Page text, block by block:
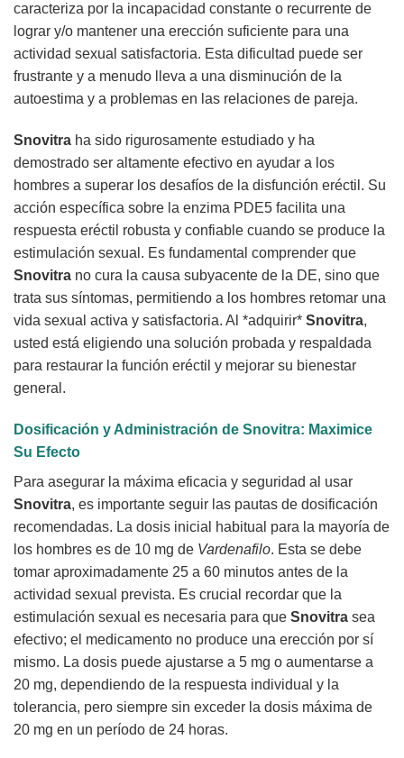
caracteriza por la incapacidad constante o recurrente de
lograr y/o mantener una erección suficiente para una
actividad sexual satisfactoria. Esta dificultad puede ser
frustrante y a menudo lleva a una disminución de la
autoestima y a problemas en las relaciones de pareja.
Snovitra ha sido rigurosamente estudiado y ha
demostrado ser altamente efectivo en ayudar a los
hombres a superar los desafíos de la disfunción eréctil. Su
acción específica sobre la enzima PDE5 facilita una
respuesta eréctil robusta y confiable cuando se produce la
estimulación sexual. Es fundamental comprender que
Snovitra no cura la causa subyacente de la DE, sino que
trata sus síntomas, permitiendo a los hombres retomar una
vida sexual activa y satisfactoria. Al *adquirir* Snovitra,
usted está eligiendo una solución probada y respaldada
para restaurar la función eréctil y mejorar su bienestar
general.
Dosificación y Administración de Snovitra: Maximice
Su Efecto
Para asegurar la máxima eficacia y seguridad al usar
Snovitra, es importante seguir las pautas de dosificación
recomendadas. La dosis inicial habitual para la mayoría de
los hombres es de 10 mg de Vardenafilo. Esta se debe
tomar aproximadamente 25 a 60 minutos antes de la
actividad sexual prevista. Es crucial recordar que la
estimulación sexual es necesaria para que Snovitra sea
efectivo; el medicamento no produce una erección por sí
mismo. La dosis puede ajustarse a 5 mg o aumentarse a
20 mg, dependiendo de la respuesta individual y la
tolerancia, pero siempre sin exceder la dosis máxima de
20 mg en un período de 24 horas.